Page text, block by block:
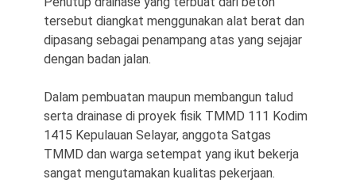
tersebut diangkat menggunakan alat berat dan
dipasang sebagai penampang atas yang sejajar
dengan badan jalan.
Dalam pembuatan maupun membangun talud
serta drainase di proyek fisik TMMD 111 Kodim
1415 Kepulauan Selayar, anggota Satgas
TMMD dan warga setempat yang ikut bekerja
sangat mengutamakan kualitas pekerjaan.